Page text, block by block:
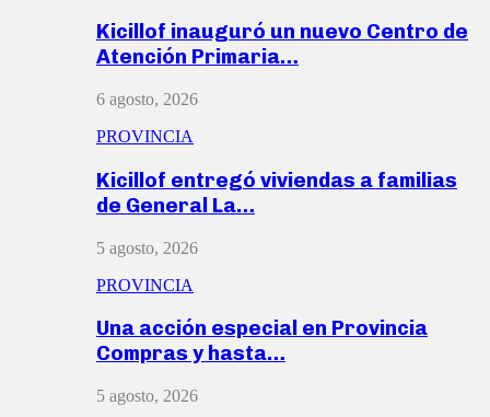
Kicillof inauguró un nuevo Centro de
Atención Primaria…
6 agosto, 2026
PROVINCIA
Kicillof entregó viviendas a familias
de General La…
5 agosto, 2026
PROVINCIA
Una acción especial en Provincia
Compras y hasta…
5 agosto, 2026